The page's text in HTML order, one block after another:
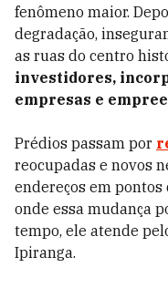
fenômeno maior.
degradação,
as ruas do centro
investidores,
empresas e
Prédios passam por
reocupadas e novos
endereços em
onde essa mudança
tempo, ele atende
Ipiranga.